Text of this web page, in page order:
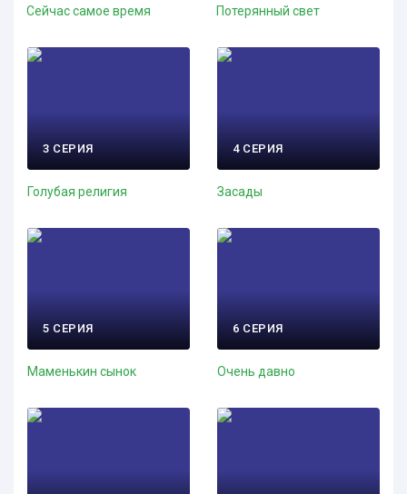
Сейчас самое время Потерянный свет
3 СЕРИЯ
Голубая религия
4 СЕРИЯ
Засады
5 СЕРИЯ
Маменькин сынок
6 СЕРИЯ
Очень давно